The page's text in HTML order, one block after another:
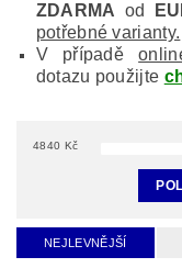
ZDARMA od
potřebné varianty.
V případě
dotazu použijte
4840 Kč
NEJLEVNĚJŠÍ